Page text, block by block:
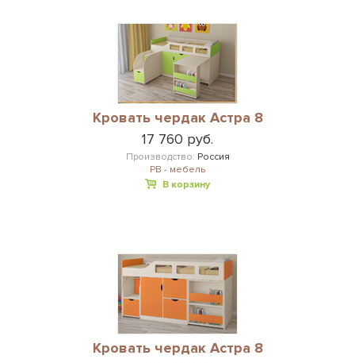
Кровать чердак Астра 8
17 760 руб.
Производство: Россия
РВ - мебель
В корзину
Кровать чердак Астра 8